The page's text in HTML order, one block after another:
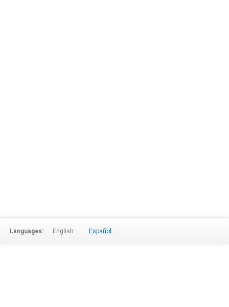
Languages: English Español